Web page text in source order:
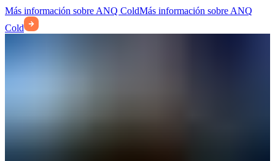
Más información sobre ANQ ColdMás información sobre ANQ
Cold